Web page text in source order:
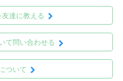
友達に教える
て問い合わせる
ついて